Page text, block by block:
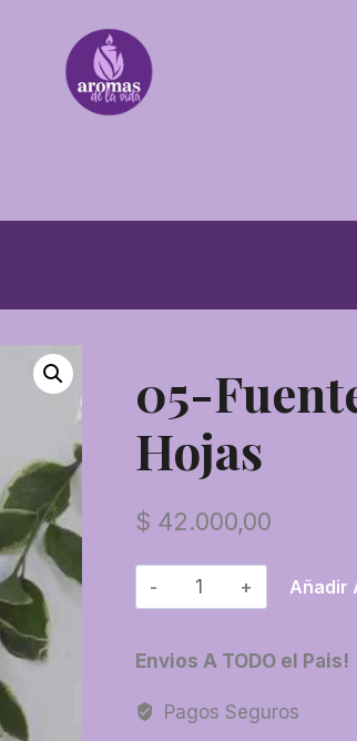
05-
Hojas
$ 42.000,00
05-
Fuente
buda
hojas
Añadir
Envios A TODO el Pais!
Pagos Seguros